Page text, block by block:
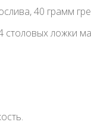
40 грамм
столовых ложки